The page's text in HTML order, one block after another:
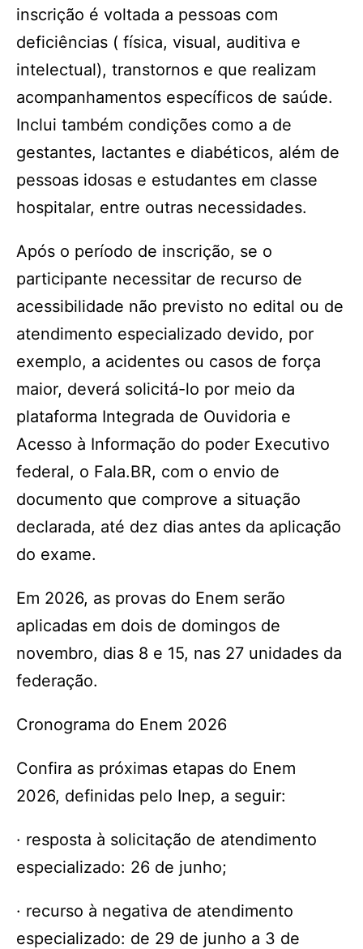
inscrição é voltada a pessoas com
deficiências ( física, visual, auditiva e
intelectual), transtornos e que realizam
acompanhamentos específicos de saúde.
Inclui também condições como a de
gestantes, lactantes e diabéticos, além de
pessoas idosas e estudantes em classe
hospitalar, entre outras necessidades.
Após o período de inscrição, se o
participante necessitar de recurso de
acessibilidade não previsto no edital ou de
atendimento especializado devido, por
exemplo, a acidentes ou casos de força
maior, deverá solicitá-lo por meio da
plataforma Integrada de Ouvidoria e
Acesso à Informação do poder Executivo
federal, o Fala.BR, com o envio de
documento que comprove a situação
declarada, até dez dias antes da aplicação
do exame.
Em 2026, as provas do Enem serão
aplicadas em dois de domingos de
novembro, dias 8 e 15, nas 27 unidades da
federação.
Cronograma do Enem 2026
Confira as próximas etapas do Enem
2026, definidas pelo Inep, a seguir:
· resposta à solicitação de atendimento
especializado: 26 de junho;
· recurso à negativa de atendimento
especializado: de 29 de junho a 3 de